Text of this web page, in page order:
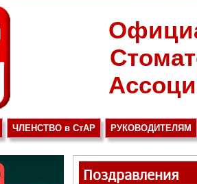
ЧЛЕНСТВО в СтАР РУКОВОДИТЕЛЯМ
Поздравления